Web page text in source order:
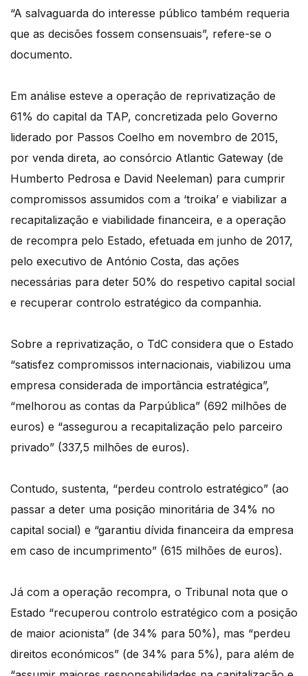
“A salvaguarda do interesse público também requeria
que as decisões fossem consensuais”, refere-se o
documento.
Em análise esteve a operação de reprivatização de
61% do capital da TAP, concretizada pelo Governo
liderado por Passos Coelho em novembro de 2015,
por venda direta, ao consórcio Atlantic Gateway (de
Humberto Pedrosa e David Neeleman) para cumprir
compromissos assumidos com a ‘troika’ e viabilizar a
recapitalização e viabilidade financeira, e a operação
de recompra pelo Estado, efetuada em junho de 2017,
pelo executivo de António Costa, das ações
necessárias para deter 50% do respetivo capital social
e recuperar controlo estratégico da companhia.
Sobre a reprivatização, o TdC considera que o Estado
“satisfez compromissos internacionais, viabilizou uma
empresa considerada de importância estratégica”,
“melhorou as contas da Parpública” (692 milhões de
euros) e “assegurou a recapitalização pelo parceiro
privado” (337,5 milhões de euros).
Contudo, sustenta, “perdeu controlo estratégico” (ao
passar a deter uma posição minoritária de 34% no
capital social) e “garantiu dívida financeira da empresa
em caso de incumprimento” (615 milhões de euros).
Já com a operação recompra, o Tribunal nota que o
Estado “recuperou controlo estratégico com a posição
de maior acionista” (de 34% para 50%), mas “perdeu
direitos económicos” (de 34% para 5%), para além de